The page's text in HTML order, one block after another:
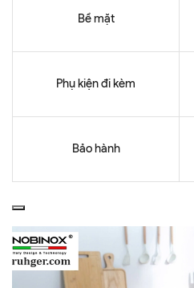
Bề mặt
Phụ kiện đi kèm
Bảo hành